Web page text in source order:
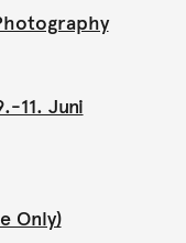
11. Juni
Only)